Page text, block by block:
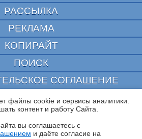
РАССЫЛКА
РЕКЛАМА
КОПИРАЙТ
ПОИСК
СОГЛАШЕНИЕ
ЗАЩИЩЕНО CURATOR
издание "3ДНьюс" | Свидетельство о
надзору за соблюдением законодательства в сфере
и охране культурного наследия
файлы cookie и сервисы аналитики.
контент и работу Cайта.
вы соглашаетесь с
и даёте согласие на